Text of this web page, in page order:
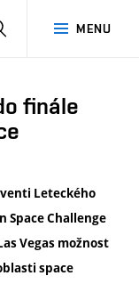
MENU
finále
Leteckého
Space Challenge
Vegas možnost
space